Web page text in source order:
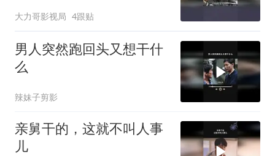
大力哥影视局 4跟贴
男人突然跑回头又想干什
么
辣妹子剪影
亲舅干的，这就不叫人事
儿